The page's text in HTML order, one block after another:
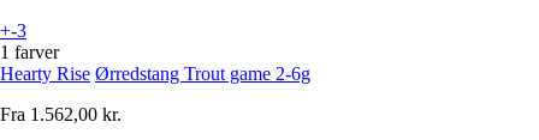
+-3
1 farver
Hearty Rise Ørredstang Trout game 2-6g
Fra 1.562,00 kr.